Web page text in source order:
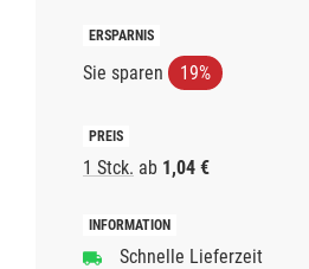
Sie sparen 19%
1 Stck. ab 1,04 €
Schnelle Lieferzeit